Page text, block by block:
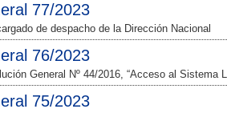
77/2023
de despacho de la Dirección Nacional
76/2023
General Nº 44/2016, “Acceso al Sistema
75/2023